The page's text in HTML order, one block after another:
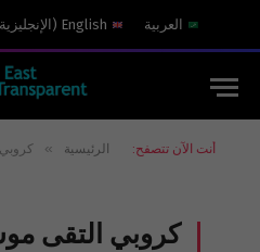
العربية English
( الإنجليزية
أنت الآن تتصفح: الرئيسية » كروبي
كروبي التقى